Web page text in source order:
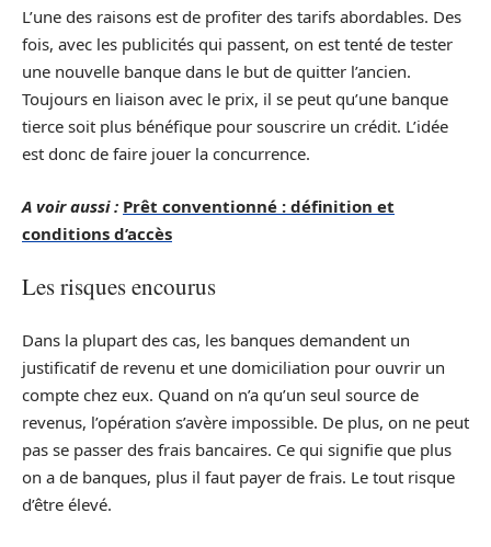
L’une des raisons est de profiter des tarifs abordables. Des
fois, avec les publicités qui passent, on est tenté de tester
une nouvelle banque dans le but de quitter l’ancien.
Toujours en liaison avec le prix, il se peut qu’une banque
tierce soit plus bénéfique pour souscrire un crédit. L’idée
est donc de faire jouer la concurrence.
A voir aussi : Prêt conventionné : définition et
conditions d’accès
Les risques encourus
Dans la plupart des cas, les banques demandent un
justificatif de revenu et une domiciliation pour ouvrir un
compte chez eux. Quand on n’a qu’un seul source de
revenus, l’opération s’avère impossible. De plus, on ne peut
pas se passer des frais bancaires. Ce qui signifie que plus
on a de banques, plus il faut payer de frais. Le tout risque
d’être élevé.